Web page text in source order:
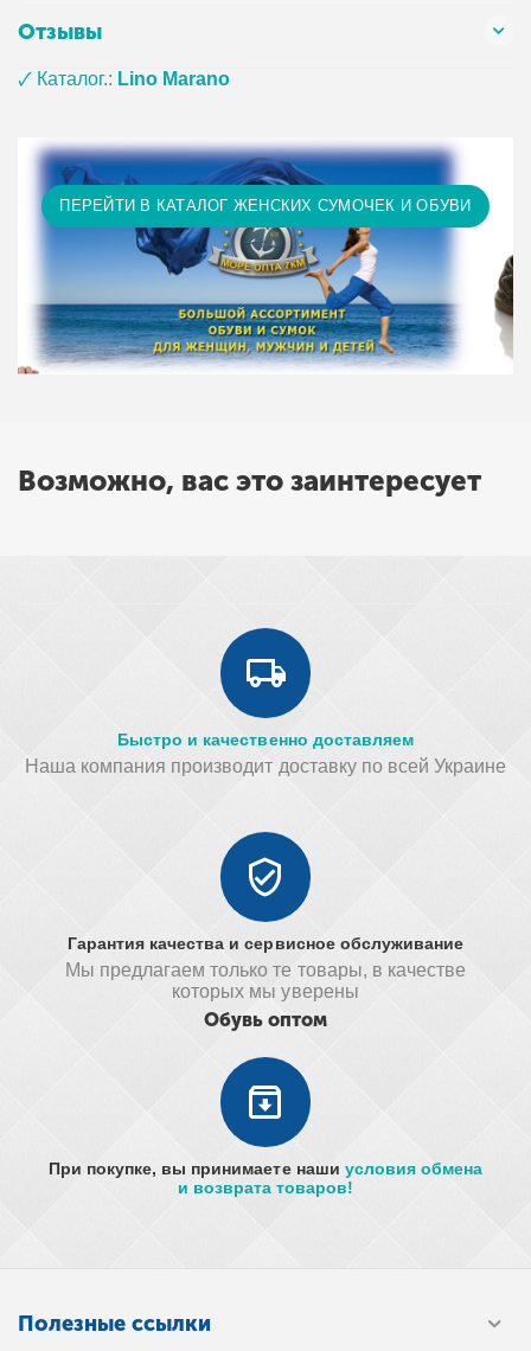
Отзывы
🗸 Каталог.: Lino Marano
ПЕРЕЙТИ В КАТАЛОГ ЖЕНСКИХ СУМОЧЕК И ОБУВИ
Возможно, вас это заинтересует
Быстро и качественно доставляем
Наша компания производит доставку по всей Украине
Гарантия качества и сервисное обслуживание
Мы предлагаем только те товары, в качестве
которых мы уверены
Обувь оптом
При покупке, вы принимаете наши условия обмена
и возврата товаров!
Полезные ссылки